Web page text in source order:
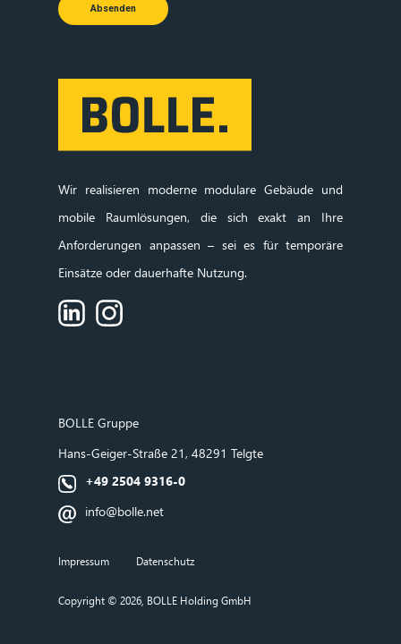
Absenden
Wir realisieren moderne modulare Gebäude und
mobile Raumlösungen, die sich exakt an Ihre
Anforderungen anpassen – sei es für temporäre
Einsätze oder dauerhafte Nutzung.
BOLLE Gruppe
Hans‑Geiger‑Straße 21, 48291 Telgte
+49 2504 9316-0
info@bolle.net
Impressum Datenschutz
Copyright © 2026, BOLLE Holding GmbH